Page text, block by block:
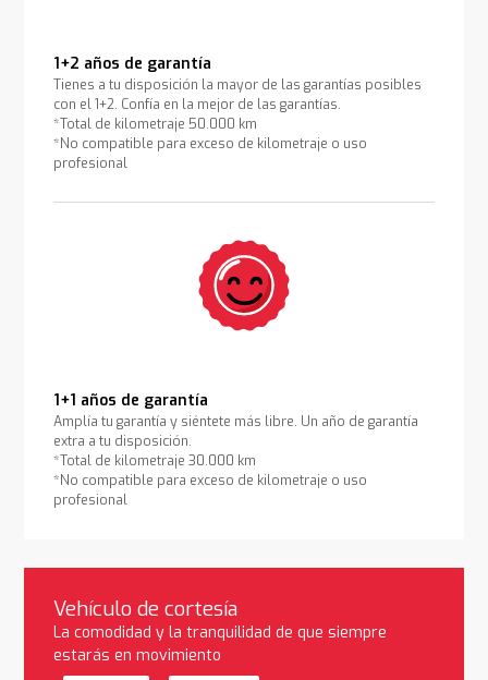
1+2 años de garantía
Tienes a tu disposición la mayor de las garantías posibles
con el 1+2. Confía en la mejor de las garantías.
*Total de kilometraje 50.000 km
*No compatible para exceso de kilometraje o uso
profesional
1+1 años de garantía
Amplía tu garantía y siéntete más libre. Un año de garantía
extra a tu disposición.
*Total de kilometraje 30.000 km
*No compatible para exceso de kilometraje o uso
profesional
Vehículo de cortesía
La comodidad y la tranquilidad de que siempre
estarás en movimiento